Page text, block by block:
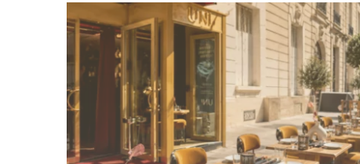
Arts
cinéma
se
conjugue
au